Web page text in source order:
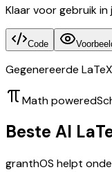
Klaar voor gebruik
Code
Gegenereerde
Math powered
Beste AI
granthOS helpt